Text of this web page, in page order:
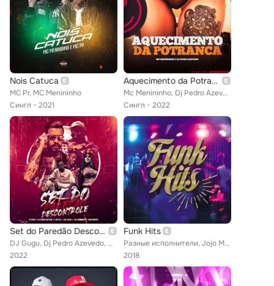
Nois Catuca
MC Pr, MC Menininho
Сингл
2021
Aquecimento da Potranca
Mc Menininho, Dj Pedro Azevedo
Сингл
2022
Set do Paredão Descontrole
DJ Gugu, Dj Pedro Azevedo, MC Kal, Mc Lucks, Mc Menininho, Dani Ripardo
2022
Funk Hits
Разные исполнители, Jojo Maronttinni, DJ Batata, DJ Marlboro, Os Cretinos, DJ Woody, Thay Lucena, ZAAC, Luanna & Lorys, Gabily, ...
2018